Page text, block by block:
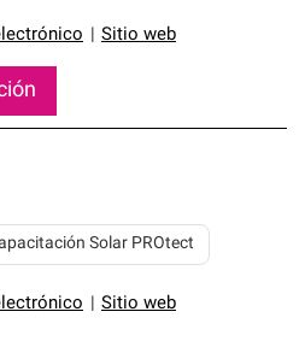
Sitio web
Sitio web
Solar PROtect